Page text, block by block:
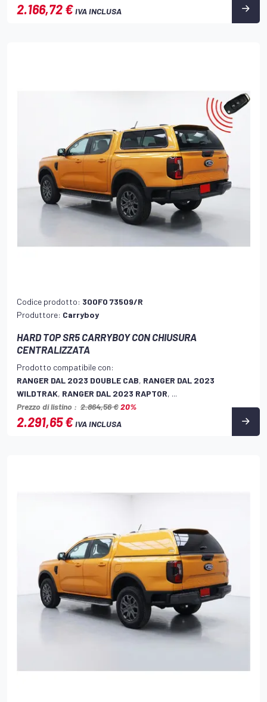
2.166,72 €IVA INCLUSA
Codice prodotto: 300FO 73509/R
Produttore: Carryboy
HARD TOP SR5 CARRYBOY CON CHIUSURA
CENTRALIZZATA
Prodotto compatibile con:
RANGER DAL 2023 DOUBLE CAB, RANGER DAL 2023
WILDTRAK, RANGER DAL 2023 RAPTOR, ...
Prezzo di listino : 2.864,56 €20%
2.291,65 €IVA INCLUSA